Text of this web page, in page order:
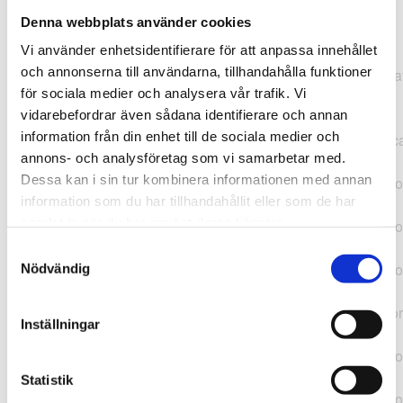
Denna webbplats använder cookies
Vi använder enhetsidentifierare för att anpassa innehållet
och annonserna till användarna, tillhandahålla funktioner
för sociala medier och analysera vår trafik. Vi
vidarebefordrar även sådana identifierare och annan
information från din enhet till de sociala medier och
annons- och analysföretag som vi samarbetar med.
Dessa kan i sin tur kombinera informationen med annan
information som du har tillhandahållit eller som de har
Nödvändig
Inställningar
Statistik
TypeError: "".concat(...).concat(...).replaceAll is not a
function at
https://webshop.pressbyran.se/_next/static/chunks/pages/
b1763451a2186f9e.js:1:11050 at Array.map
(<anonymous>) at K
(https://webshop.pressbyran.se/_next/static/chunks/pages/
b1763451a2186f9e.js:1:10836) at lk
(https://webshop.pressbyran.se/_next/static/chunks/
b241200379730ac0.js:1:129835) at i
(https://webshop.pressbyran.se/_next/static/chunks/
(https://webshop.pressbyran.se/_next/static/chunks/
https://webshop.pressbyran.se/_next/static/chunks/
b241200379730ac0.js:1:167872 at uI
(https://webshop.pressbyran.se/_next/static/chunks/
b241200379730ac0.js:1:167879) at uE
(https://webshop.pressbyran.se/_next/static/chunks/